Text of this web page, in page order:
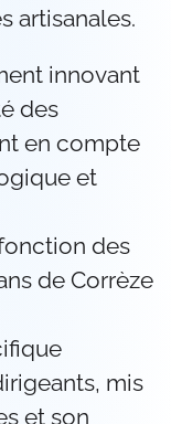
artisanales.
innovant
des
en compte
et
des
de Corrèze
mis
et son